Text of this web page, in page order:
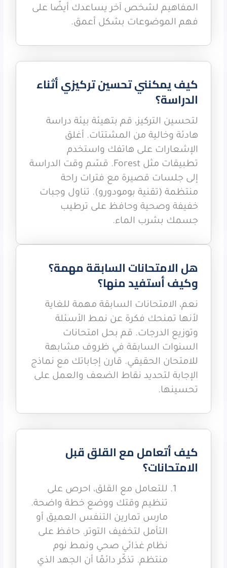
المفاهيم لشخص آخر يساعدك أيضًا على
فهم الموضوعات بشكل أعمق.
كيف يمكنني تحسين تركيزي أثناء
الدراسة؟
لتحسين التركيز، قم بتهيئة بيئة دراسة
هادئة وخالية من المشتتات. أغلق
الإشعارات على هاتفك واستخدم
تطبيقات مثل Forest. قسّم وقت الدراسة
إلى جلسات قصيرة مع فترات راحة
منتظمة (تقنية بومودورو). تناول وجبات
خفيفة وصحية وحافظ على ترطيب
جسمك بشرب الماء.
هل الامتحانات السابقة مهمة؟
وكيف أستفيد منها؟
نعم، الامتحانات السابقة مهمة للغاية
لأنها تمنحك فكرة عن نمط الأسئلة
وتوزيع الدرجات. قم بحل امتحانات
السنوات السابقة في ظروف مشابهة
للامتحان الحقيقي. قارن إجاباتك مع نماذج
الإجابة لتحديد نقاط الضعف والعمل على
تحسينها.
كيف أتعامل مع القلق قبل
الامتحانات؟
للتعامل مع القلق، احرص على
تنظيم وقتك ووضع خطة واضحة.
مارس تمارين التنفس العميق أو
التأمل لتخفيف التوتر. حافظ على
نظام غذائي صحي ونمط نوم
منتظم. تذكّر دائمًا أن الجهد الذي